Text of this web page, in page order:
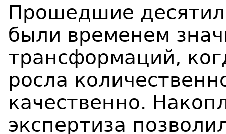
Прошедшие
были временем
трансформаций,
росла
качественно.
экспертиза